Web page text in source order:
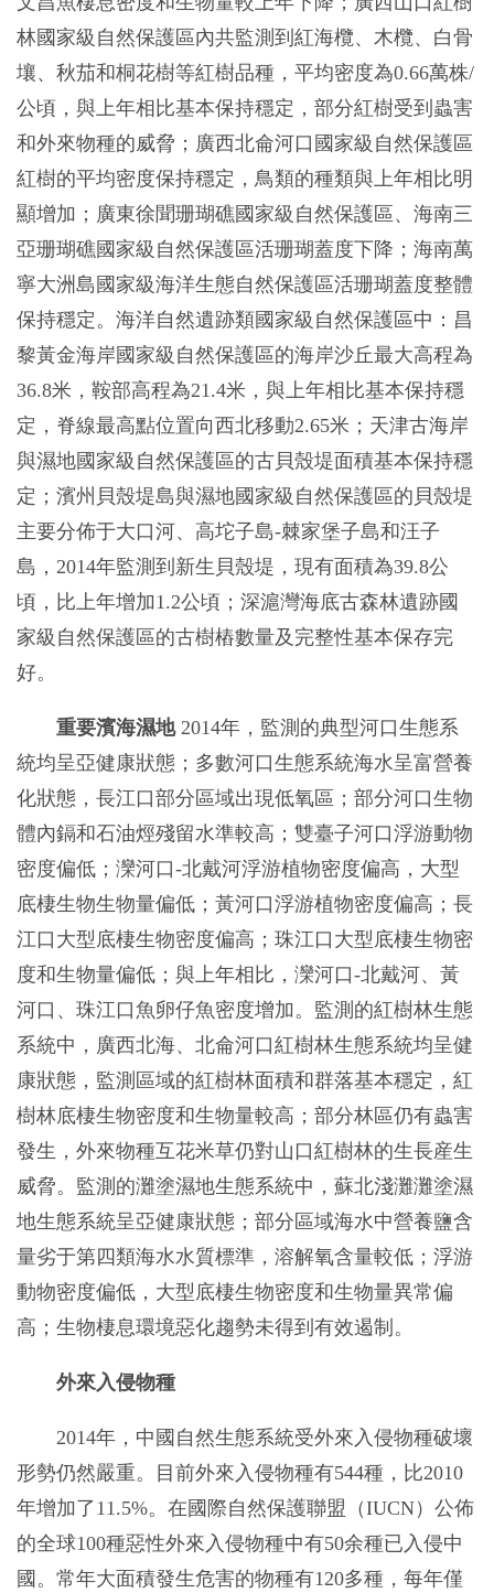
林國家級自然保護區內共監測到紅海欖、木欖、白骨
壤、秋茄和桐花樹等紅樹品種，平均密度為0.66萬株/
公頃，與上年相比基本保持穩定，部分紅樹受到蟲害
和外來物種的威脅；廣西北侖河口國家級自然保護區
紅樹的平均密度保持穩定，鳥類的種類與上年相比明
顯增加；廣東徐聞珊瑚礁國家級自然保護區、海南三
亞珊瑚礁國家級自然保護區活珊瑚蓋度下降；海南萬
寧大洲島國家級海洋生態自然保護區活珊瑚蓋度整體
保持穩定。海洋自然遺跡類國家級自然保護區中：昌
黎黃金海岸國家級自然保護區的海岸沙丘最大高程為
36.8米，鞍部高程為21.4米，與上年相比基本保持穩
定，脊線最高點位置向西北移動2.65米；天津古海岸
與濕地國家級自然保護區的古貝殼堤面積基本保持穩
定；濱州貝殼堤島與濕地國家級自然保護區的貝殼堤
主要分佈于大口河、高坨子島-棘家堡子島和汪子
島，2014年監測到新生貝殼堤，現有面積為39.8公
頃，比上年增加1.2公頃；深滬灣海底古森林遺跡國
家級自然保護區的古樹樁數量及完整性基本保存完
好。
重要濱海濕地2014年，監測的典型河口生態系
統均呈亞健康狀態；多數河口生態系統海水呈富營養
化狀態，長江口部分區域出現低氧區；部分河口生物
體內鎘和石油烴殘留水準較高；雙臺子河口浮游動物
密度偏低；灤河口-北戴河浮游植物密度偏高，大型
底棲生物生物量偏低；黃河口浮游植物密度偏高；長
江口大型底棲生物密度偏高；珠江口大型底棲生物密
度和生物量偏低；與上年相比，灤河口-北戴河、黃
河口、珠江口魚卵仔魚密度增加。監測的紅樹林生態
系統中，廣西北海、北侖河口紅樹林生態系統均呈健
康狀態，監測區域的紅樹林面積和群落基本穩定，紅
樹林底棲生物密度和生物量較高；部分林區仍有蟲害
發生，外來物種互花米草仍對山口紅樹林的生長産生
威脅。監測的灘塗濕地生態系統中，蘇北淺灘灘塗濕
地生態系統呈亞健康狀態；部分區域海水中營養鹽含
量劣于第四類海水水質標準，溶解氧含量較低；浮游
動物密度偏低，大型底棲生物密度和生物量異常偏
高；生物棲息環境惡化趨勢未得到有效遏制。
外來入侵物種
2014年，中國自然生態系統受外來入侵物種破壞
形勢仍然嚴重。目前外來入侵物種有544種，比2010
年增加了11.5%。在國際自然保護聯盟（IUCN）公佈
的全球100種惡性外來入侵物種中有50余種已入侵中
國。常年大面積發生危害的物種有120多種，每年僅